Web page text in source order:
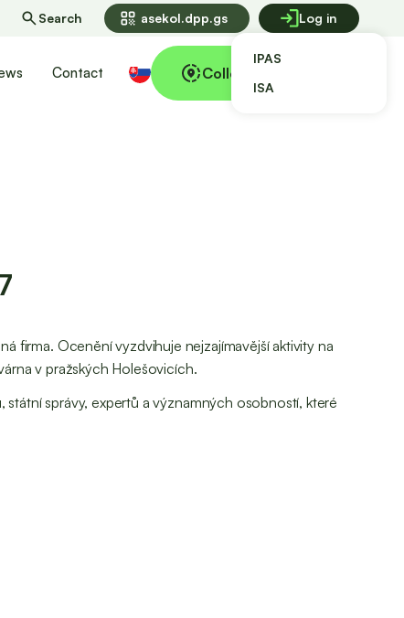
Search qr_code asekol.dpp.gs
IPAS
ISA
Log in
Contact Collecting points
firma. Ocenění vyzdvihuje nejzajímavější aktivity na
v pražských Holešovicích.
správy, expertů a významných osobností, které